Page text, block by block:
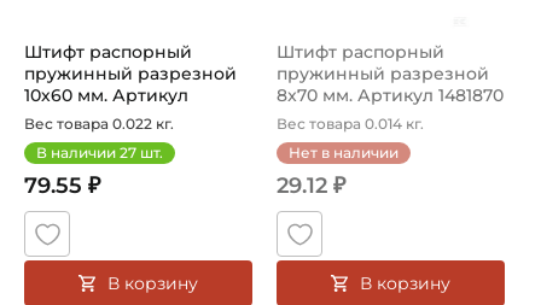
Штифт распорный
пружинный разрезной
10х60 мм. Артикул
14811060 (Kramp)
Вес товара 0.022 кг.
В наличии 27 шт.
79.55 ₽
В корзину
Штифт распорный
пружинный разрезной
8x70 мм. Артикул 1481870
(Kramp)
Вес товара 0.014 кг.
Нет в наличии
29.12 ₽
В корзину